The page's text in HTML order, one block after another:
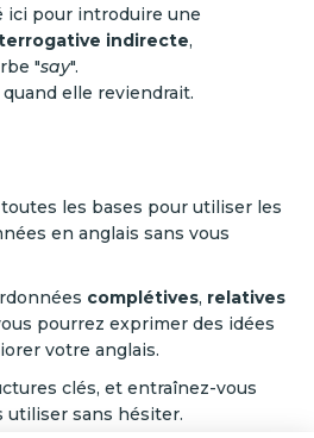
ici pour introduire une
indirecte,
"say".
elle reviendrait.
les bases pour utiliser les
en anglais sans vous
complétives, relatives
pourrez exprimer des idées
votre anglais.
clés, et entraînez-vous
utiliser sans hésiter.